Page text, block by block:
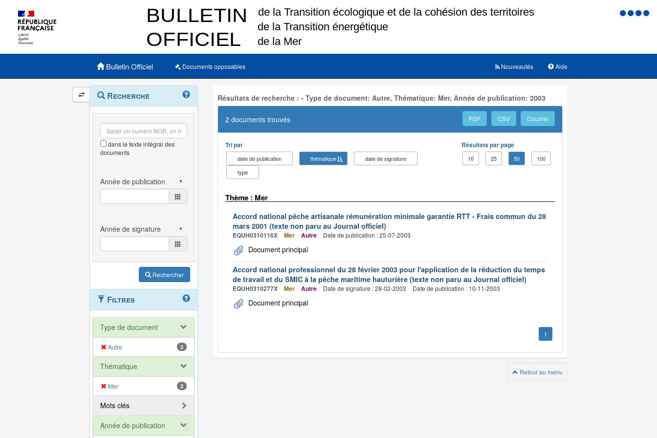
Menu
Menu principal
Bulletin Officiel Documents opposables Aide
Nouveautés
Navigation
et
outils
annexes
Menu
contextuel
Recherche
dans le texte intégral des
documents
Rechercher
Filtres
Type de document
Autre 2
Thématique
Mer 2
Mots clés
Année de publication
Résultats de recherche : - Type de document: Autre, Thématique: Mer, Année de publication: 2003
2 documents trouvés PDF CSV Courriel
Tri par
date de publication thématique
date de signature
type
Résultats par page
10 25 50 100
Thème : Mer
Accord national pêche artisanale rémunération minimale garantie RTT - Frais commun du 28
mars 2001 (texte non paru au Journal officiel)
EQUH0310116X Mer Autre Date de publication : 25-07-2003
Document principal
Accord national professionnel du 28 février 2003 pour l'application de la réduction du temps
de travail et du SMIC à la pêche maritime hauturière (texte non paru au Journal officiel)
EQUH0310277X Mer Autre Date de signature : 28-02-2003 Date de publication : 10-11-2003
Document principal
1
Retour au menu